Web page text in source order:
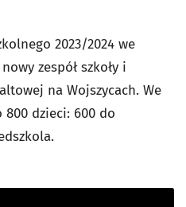
2023/2024 we
zespół szkoły i
na Wojszycach. We
dzieci: 600 do